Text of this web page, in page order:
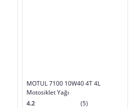
MOTUL 7100 10W40 4T 4L
Motosiklet Yağı
4.2
(5)